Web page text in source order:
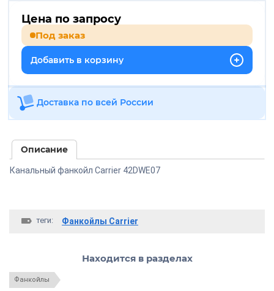
Цена по запросу
Под заказ
Добавить в корзину
Доставка по всей России
Описание
Канальный фанкойл Carrier 42DWE07
теги: Фанкойлы Carrier
Находится в разделах
Фанкойлы